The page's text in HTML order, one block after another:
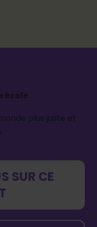
école
plus juste et
SUR CE